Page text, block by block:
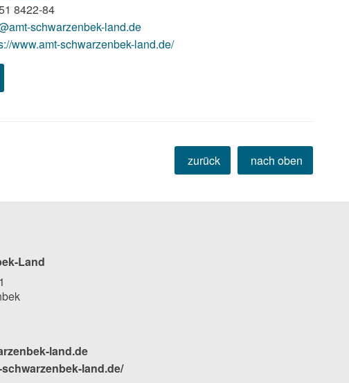
8422-84
schwarzenbek-land.de
www.amt-schwarzenbek-land.de/
zurück nach oben
Land
land.de
land.de/